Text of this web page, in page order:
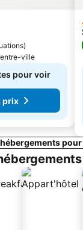
Blaue
Bahnhof
Station de
)
ville
pour voir
prix
pour